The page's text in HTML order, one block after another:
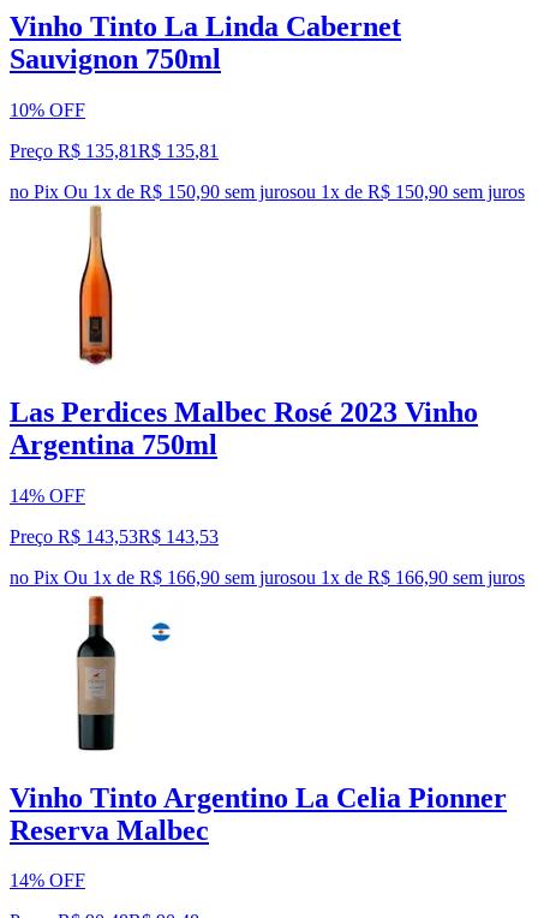
Vinho Tinto La Linda Cabernet
Sauvignon 750ml
10% OFF
Preço R$ 135,81R$ 135,81
no Pix Ou 1x de R$ 150,90 sem jurosou 1x de R$ 150,90 sem juros
Las Perdices Malbec Rosé 2023 Vinho
Argentina 750ml
14% OFF
Preço R$ 143,53R$ 143,53
no Pix Ou 1x de R$ 166,90 sem jurosou 1x de R$ 166,90 sem juros
Vinho Tinto Argentino La Celia Pionner
Reserva Malbec
14% OFF